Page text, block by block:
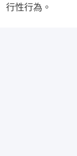
行性行為。